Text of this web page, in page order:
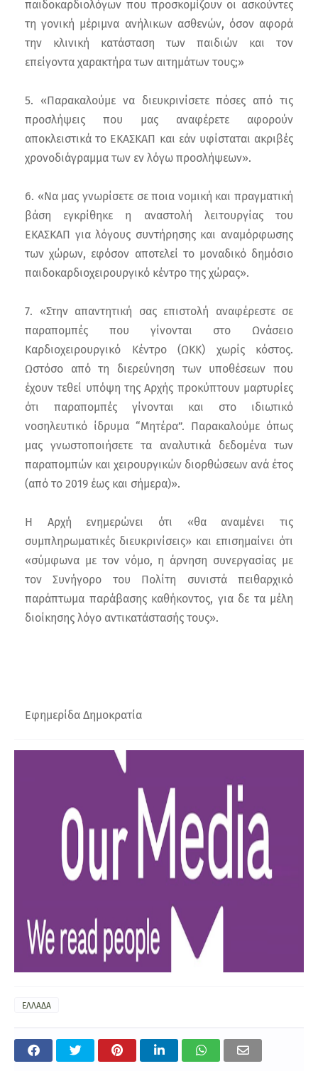
παιδοκαρδιολόγων που προσκομίζουν οι ασκούντες
τη γονική μέριμνα ανήλικων ασθενών, όσον αφορά
την κλινική κατάσταση των παιδιών και τον
επείγοντα χαρακτήρα των αιτημάτων τους;»
5. «Παρακαλούμε να διευκρινίσετε πόσες από τις
προσλήψεις που μας αναφέρετε αφορούν
αποκλειστικά το ΕΚΑΣΚΑΠ και εάν υφίσταται ακριβές
χρονοδιάγραμμα των εν λόγω προσλήψεων».
6. «Να μας γνωρίσετε σε ποια νομική και πραγματική
βάση εγκρίθηκε η αναστολή λειτουργίας του
ΕΚΑΣΚΑΠ για λόγους συντήρησης και αναμόρφωσης
των χώρων, εφόσον αποτελεί το μοναδικό δημόσιο
παιδοκαρδιοχειρουργικό κέντρο της χώρας».
7. «Στην απαντητική σας επιστολή αναφέρεστε σε
παραπομπές που γίνονται στο Ωνάσειο
Καρδιοχειρουργικό Κέντρο (ΩΚΚ) χωρίς κόστος.
Ωστόσο από τη διερεύνηση των υποθέσεων που
έχουν τεθεί υπόψη της Αρχής προκύπτουν μαρτυρίες
ότι παραπομπές γίνονται και στο ιδιωτικό
νοσηλευτικό ίδρυμα “Μητέρα”. Παρακαλούμε όπως
μας γνωστοποιήσετε τα αναλυτικά δεδομένα των
παραπομπών και χειρουργικών διορθώσεων ανά έτος
(από το 2019 έως και σήμερα)».
Η Αρχή ενημερώνει ότι «θα αναμένει τις
συμπληρωματικές διευκρινίσεις» και επισημαίνει ότι
«σύμφωνα με τον νόμο, η άρνηση συνεργασίας με
τον Συνήγορο του Πολίτη συνιστά πειθαρχικό
παράπτωμα παράβασης καθήκοντος, για δε τα μέλη
διοίκησης λόγο αντικατάστασής τους».
Εφημερίδα Δημοκρατία
ΕΛΛΑΔΑ